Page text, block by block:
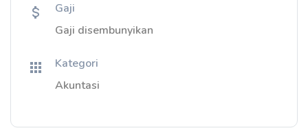
Gaji
Gaji disembunyikan
Kategori
Akuntasi